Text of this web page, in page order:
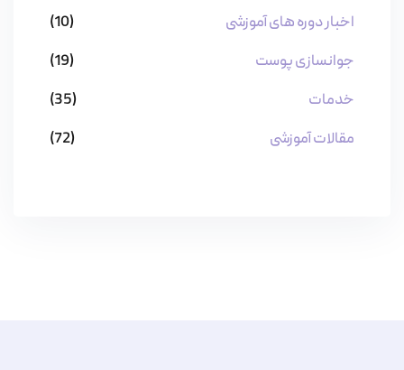
اخبار دوره های آموزشی
(10)
جوانسازی پوست
(19)
خدمات
(35)
مقالات آموزشی
(72)